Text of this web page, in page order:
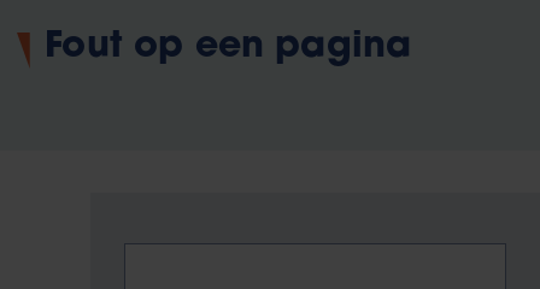
Fout op een pagina